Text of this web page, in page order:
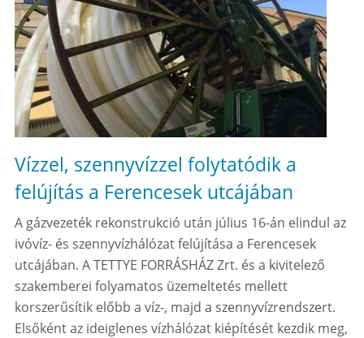
Vízzel, szennyvízzel folytatódik a
felújítás a Ferencesek utcájában
A gázvezeték rekonstrukció után július 16-án elindul az
ivóvíz- és szennyvízhálózat felújítása a Ferencesek
utcájában. A TETTYE FORRÁSHÁZ Zrt. és a kivitelező
szakemberei folyamatos üzemeltetés mellett
korszerűsítik előbb a víz-, majd a szennyvízrendszert.
Elsőként az ideiglenes vízhálózat kiépítését kezdik meg,